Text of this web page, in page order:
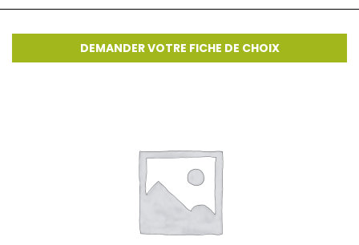
DEMANDER VOTRE FICHE DE CHOIX